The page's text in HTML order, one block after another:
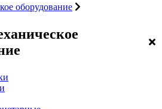
оборудование